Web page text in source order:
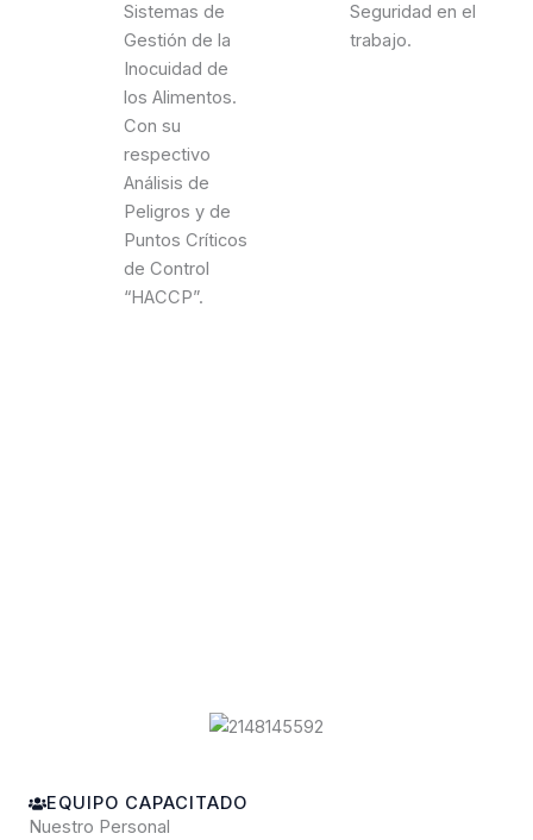
Sistemas de
Gestión de la
Inocuidad de
los Alimentos.
Con su
respectivo
Análisis de
Peligros y de
Puntos Críticos
de Control
“HACCP”.
Seguridad en el
trabajo.
EQUIPO CAPACITADO
Nuestro Personal